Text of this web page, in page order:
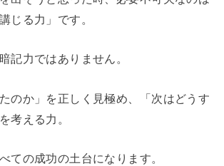
じる力」です。
記力ではありません。
のか」を正しく見極め、「次はどうす
考える力。
ての成功の土台になります。